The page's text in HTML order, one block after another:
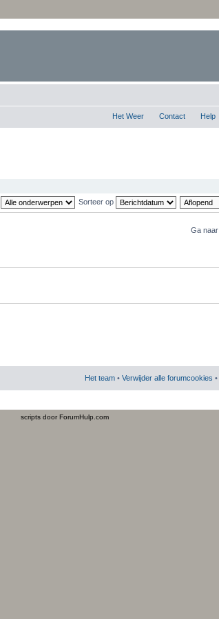
Het Weer Contact Help
Sorteer op
Ga naar:
Het team • Verwijder alle forumcookies
scripts door ForumHulp.com